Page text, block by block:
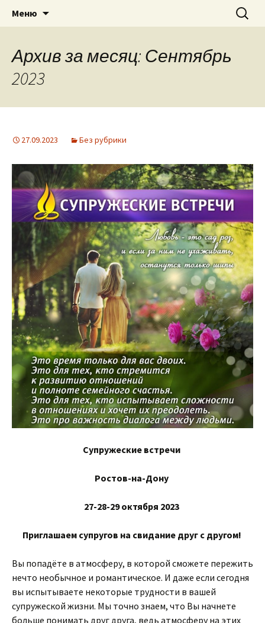
Римско-католическая
церковь в Саратове
Приход святого Климента
Меню Найти:
Архив за месяц: Сентябрь
2023
27.09.2023 Без рубрики
Супружеские встречи
Ростов-на-Дону
27-28-29 октября 2023
Приглашаем супругов на свидание друг с другом!
Вы попадёте в атмосферу, в которой сможете пережить
нечто необычное и романтическое. И даже если сегодня
вы испытываете некоторые трудности в вашей
супружеской жизни. Мы точно знаем, что Вы начнете
больше понимать друг друга, ведь атмосферу на этих